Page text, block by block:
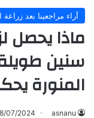
أراء مراجعينا بعد زراعة
ماذا يحصل
سنين
المنورة
asnanu
07/2024